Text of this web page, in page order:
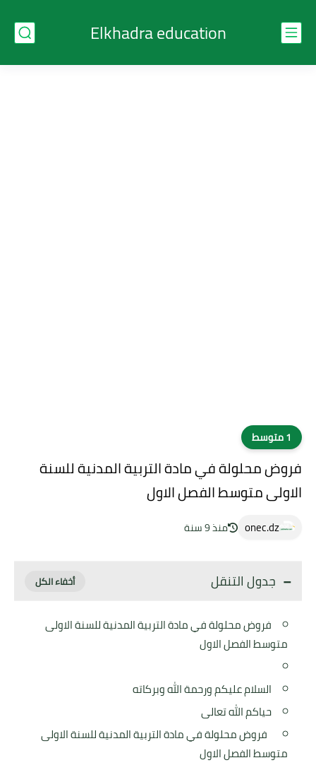
Elkhadra education
1 متوسط
فروض محلولة في مادة التربية المدنية للسنة
الاولى متوسط الفصل الاول
onec.dz منذ 9 سنة
جدول التنقل
فروض محلولة في مادة التربية المدنية للسنة الاولى
متوسط الفصل الاول
السلام عليكم ورحمة الله وبركاته
حياكم الله تعالى
فروض محلولة في مادة التربية المدنية للسنة الاولى
متوسط الفصل الاول